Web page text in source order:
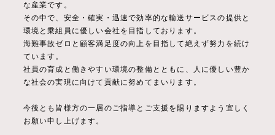
な産業です。
その中で、安全・確実・迅速で効率的な輸送サービスの提供と
環境と乗組員に優しい会社を目指しております。
海難事故ゼロと顧客満足度の向上を目指して絶えず努力を続け
ています。
社員の育成と働きやすい環境の整備とともに、人に優しい豊か
な社会の実現に向けて貢献に努めてまいります。
今後とも皆様方の一層のご指導とご支援を賜りますよう宜しく
お願い申し上げます。